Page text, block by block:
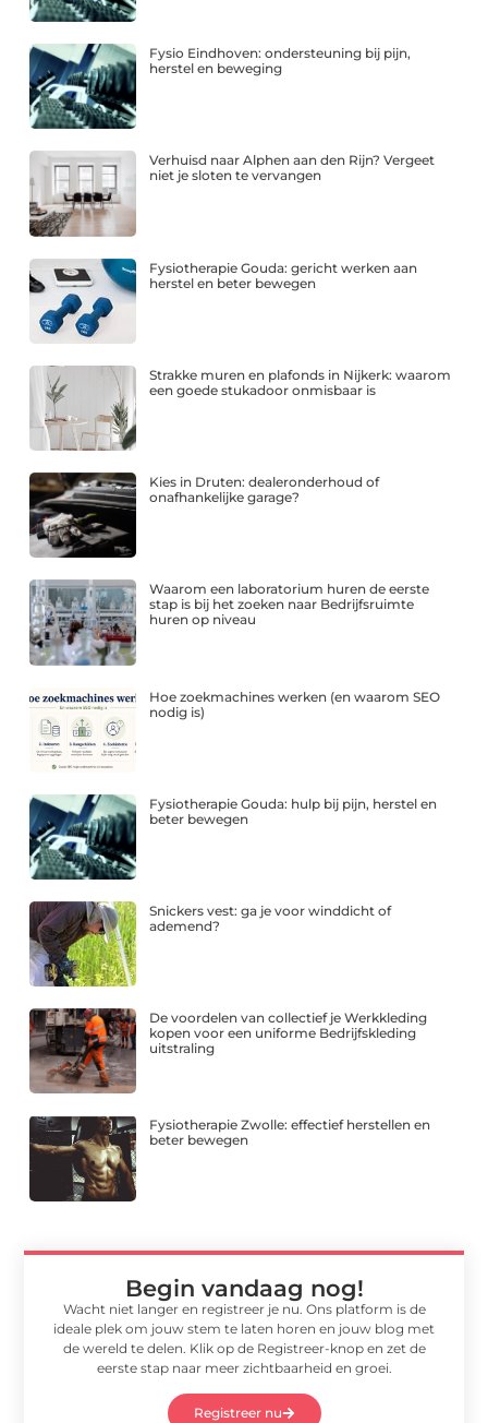
Fysio Eindhoven: ondersteuning bij pijn,
herstel en beweging
Verhuisd naar Alphen aan den Rijn? Vergeet
niet je sloten te vervangen
Fysiotherapie Gouda: gericht werken aan
herstel en beter bewegen
Strakke muren en plafonds in Nijkerk: waarom
een goede stukadoor onmisbaar is
Kies in Druten: dealeronderhoud of
onafhankelijke garage?
Waarom een laboratorium huren de eerste
stap is bij het zoeken naar Bedrijfsruimte
huren op niveau
Hoe zoekmachines werken (en waarom SEO
nodig is)
Fysiotherapie Gouda: hulp bij pijn, herstel en
beter bewegen
Snickers vest: ga je voor winddicht of
ademend?
De voordelen van collectief je Werkkleding
kopen voor een uniforme Bedrijfskleding
uitstraling
Fysiotherapie Zwolle: effectief herstellen en
beter bewegen
Begin vandaag nog!
Wacht niet langer en registreer je nu. Ons platform is de
ideale plek om jouw stem te laten horen en jouw blog met
de wereld te delen. Klik op de Registreer-knop en zet de
eerste stap naar meer zichtbaarheid en groei.
Registreer nu